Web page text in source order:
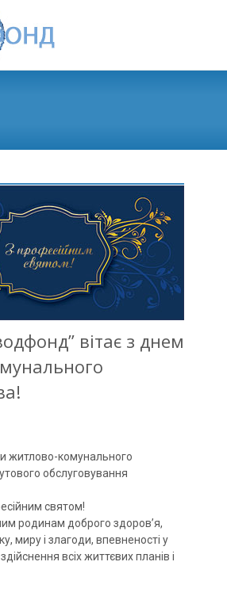
вітає з днем
житлово-комунального
обслуговування
святом!
родинам доброго здоров’я,
миру і злагоди, впевненості у
всіх життєвих планів і